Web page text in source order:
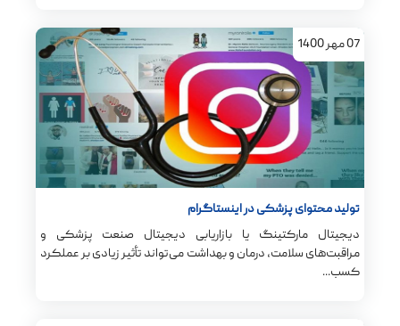
07مهر1400
تولید محتوای پزشکی در اینستاگرام
دیجیتال مارکتینگ یا بازاریابی دیجیتال صنعت پزشکی و
مراقبت‌های سلامت، درمان و بهداشت می‌تواند تأثیر زیادی بر عملکرد
کسب...